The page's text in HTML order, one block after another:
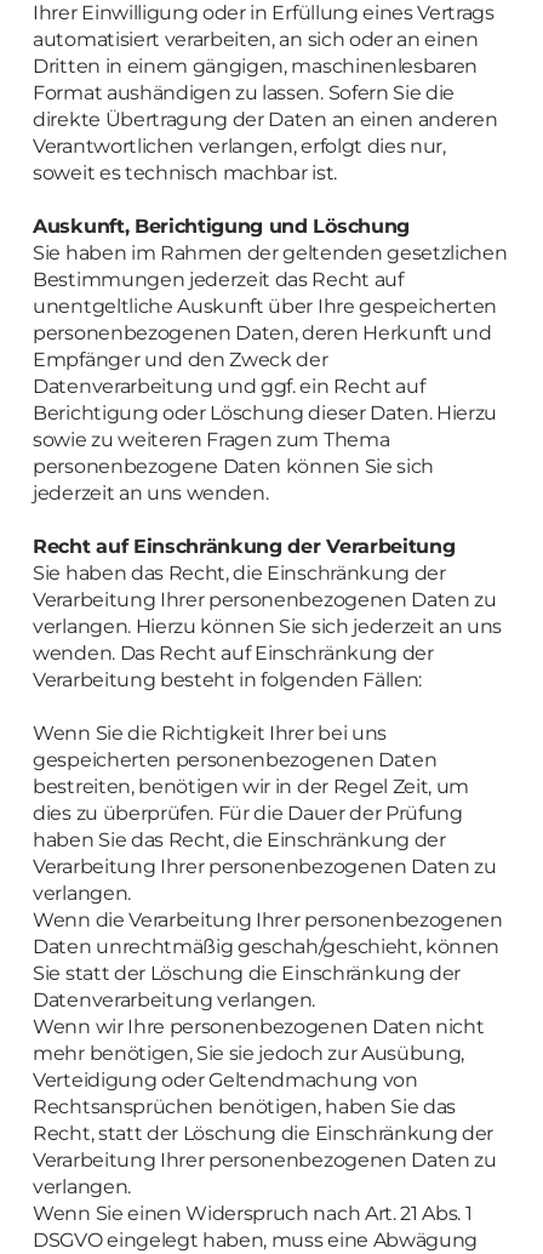
Ihrer Einwilligung oder in Erfüllung eines Vertrags
automatisiert verarbeiten, an sich oder an einen
Dritten in einem gängigen, maschinenlesbaren
Format aushändigen zu lassen. Sofern Sie die
direkte Übertragung der Daten an einen anderen
Verantwortlichen verlangen, erfolgt dies nur,
soweit es technisch machbar ist.
Auskunft, Berichtigung und Löschung
Sie haben im Rahmen der geltenden gesetzlichen
Bestimmungen jederzeit das Recht auf
unentgeltliche Auskunft über Ihre gespeicherten
personenbezogenen Daten, deren Herkunft und
Empfänger und den Zweck der
Datenverarbeitung und ggf. ein Recht auf
Berichtigung oder Löschung dieser Daten. Hierzu
sowie zu weiteren Fragen zum Thema
personenbezogene Daten können Sie sich
jederzeit an uns wenden.
Recht auf Einschränkung der Verarbeitung
Sie haben das Recht, die Einschränkung der
Verarbeitung Ihrer personenbezogenen Daten zu
verlangen. Hierzu können Sie sich jederzeit an uns
wenden. Das Recht auf Einschränkung der
Verarbeitung besteht in folgenden Fällen:
Wenn Sie die Richtigkeit Ihrer bei uns
gespeicherten personenbezogenen Daten
bestreiten, benötigen wir in der Regel Zeit, um
dies zu überprüfen. Für die Dauer der Prüfung
haben Sie das Recht, die Einschränkung der
Verarbeitung Ihrer personenbezogenen Daten zu
verlangen.
Wenn die Verarbeitung Ihrer personenbezogenen
Daten unrechtmäßig geschah/geschieht, können
Sie statt der Löschung die Einschränkung der
Datenverarbeitung verlangen.
Wenn wir Ihre personenbezogenen Daten nicht
mehr benötigen, Sie sie jedoch zur Ausübung,
Verteidigung oder Geltendmachung von
Rechtsansprüchen benötigen, haben Sie das
Recht, statt der Löschung die Einschränkung der
Verarbeitung Ihrer personenbezogenen Daten zu
verlangen.
Wenn Sie einen Widerspruch nach Art. 21 Abs. 1
DSGVO eingelegt haben, muss eine Abwägung